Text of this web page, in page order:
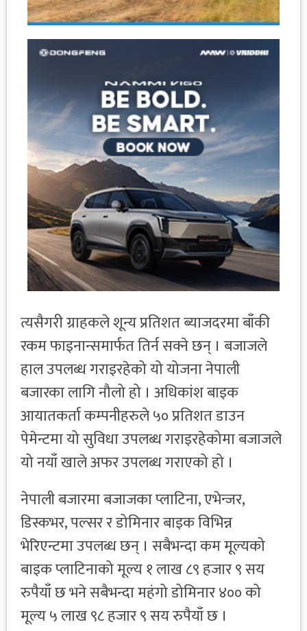
त्यसैगरी ग्राहकले शून्य प्रतिशत ब्याजदरमा बाँकी
रकम फाइनान्समार्फत तिर्न सक्ने छन् । बजाजले
हाल उपलब्ध गराइरहेको यो योजना नेपाली
बजारका लागि नौलो हो । अधिकांश बाइक
आयातकर्ता कम्पनीहरुले ५० प्रतिशत डाउन
पेमेन्टमा यो सुविधा उपलब्ध गराइरहेकोमा बजाजले
यो नयाँ खाले अफर उपलब्ध गराएको हो ।
नेपाली बजारमा बजाजका प्लाटिना, एभेन्जर,
डिस्कभर, पल्सर र डोमिनार बाइक विभिन्न
भेरिएन्टमा उपलब्ध छन् । सबैभन्दा कम मूल्यको
बाइक प्लाटिनाको मूल्य १ लाख ८९ हजार ९ सय
रुपैयाँ छ भने सबैभन्दा महंगो डोमिनार ४०० को
मूल्य ५ लाख ९८ हजार ९ सय रुपैयाँ छ ।